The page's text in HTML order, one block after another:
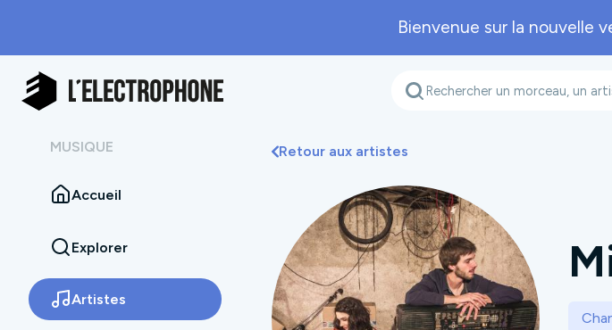
Bienvenue sur la nouvelle
MUSIQUE
Accueil
Explorer
Artistes
Retour aux artistes